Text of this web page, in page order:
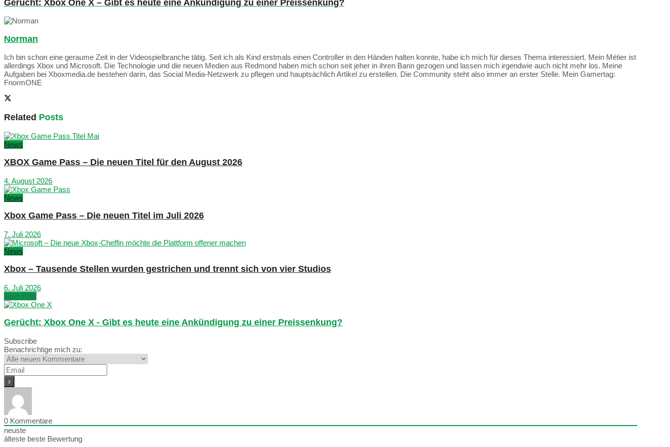
Gerücht: Xbox One X – Gibt es heute eine Ankündigung zu einer Preissenkung?
Norman
Ich bin schon eine geraume Zeit in der Videospielbranche tätig. Seit ich als Kind erstmals einen Controller in den Händen halten konnte, habe ich mich für dieses Thema interessiert. Mein Métier ist
allerdings Xbox und Microsoft. Die Technologie und die neuen Medien aus Redmond haben mich schon seit jeher in ihren Bann gezogen und lassen mich irgendwie auch nicht mehr los. Meine
Aufgaben bei Xboxmedia.de bestehen darin, das Social Media-Netzwerk zu pflegen und hauptsächlich Artikel zu erstellen. Die Community steht also immer an erster Stelle. Mein Gamertag:
FnormONE
Related Posts
News
XBOX Game Pass – Die neuen Titel für den August 2026
4. August 2026
News
Xbox Game Pass – Die neuen Titel im Juli 2026
7. Juli 2026
News
Xbox – Tausende Stellen wurden gestrichen und trennt sich von vier Studios
6. Juli 2026
Next Post
Gerücht: Xbox One X - Gibt es heute eine Ankündigung zu einer Preissenkung?
Subscribe
Benachrichtige mich zu:
0 Kommentare
neuste
älteste beste Bewertung